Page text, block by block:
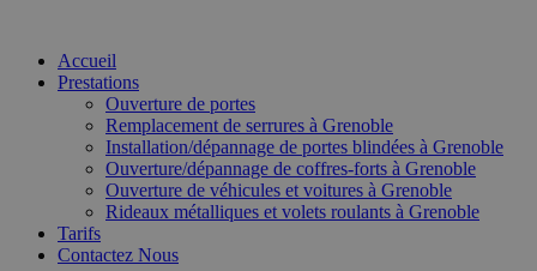
Accueil
Prestations
Ouverture de portes
Remplacement de serrures à Grenoble
Installation/dépannage de portes blindées à Grenoble
Ouverture/dépannage de coffres-forts à Grenoble
Ouverture de véhicules et voitures à Grenoble
Rideaux métalliques et volets roulants à Grenoble
Tarifs
Contactez Nous